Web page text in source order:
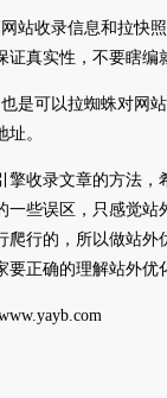
收录信息和拉快照
真实性，不要瞎编
可以拉蜘蛛对网站
。
收录文章的方法，
一些误区，只感觉
爬行的，所以做站
正确的理解站外优